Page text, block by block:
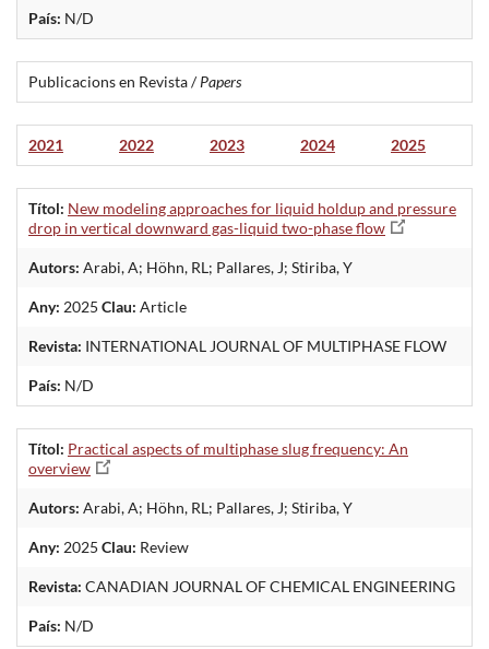
País: N/D
Publicacions en Revista /Papers
2021 2022 2023 2024 2025
Títol: New modeling approaches for liquid holdup and pressure
drop in vertical downward gas-liquid two-phase flow
Autors: Arabi, A; Höhn, RL; Pallares, J; Stiriba, Y
Any: 2025 Clau: Article
Revista: INTERNATIONAL JOURNAL OF MULTIPHASE FLOW
País: N/D
Títol: Practical aspects of multiphase slug frequency: An
overview
Autors: Arabi, A; Höhn, RL; Pallares, J; Stiriba, Y
Any: 2025 Clau: Review
Revista: CANADIAN JOURNAL OF CHEMICAL ENGINEERING
País: N/D